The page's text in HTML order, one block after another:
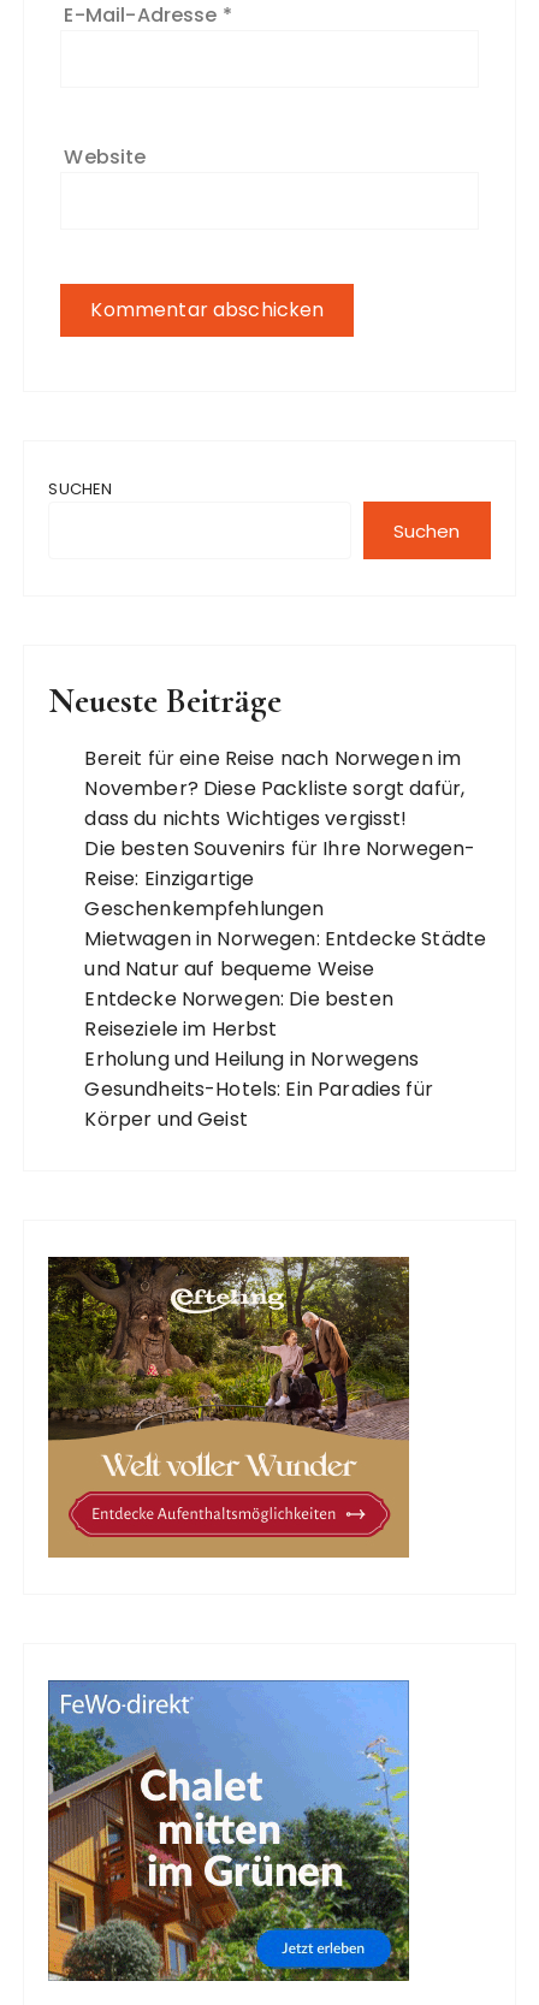
E-Mail-Adresse *
Website
SUCHEN
Suchen
Neueste Beiträge
Bereit für eine Reise nach Norwegen im
November? Diese Packliste sorgt dafür,
dass du nichts Wichtiges vergisst!
Die besten Souvenirs für Ihre Norwegen-
Reise: Einzigartige
Geschenkempfehlungen
Mietwagen in Norwegen: Entdecke Städte
und Natur auf bequeme Weise
Entdecke Norwegen: Die besten
Reiseziele im Herbst
Erholung und Heilung in Norwegens
Gesundheits-Hotels: Ein Paradies für
Körper und Geist